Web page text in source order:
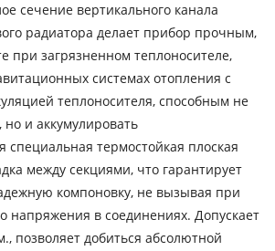
сечение вертикального канала
радиатора делает прибор прочным,
при загрязненном теплоносителе,
системах отопления с
теплоносителя, способным не
но и аккумулировать
специальная термостойкая плоская
между секциями, что гарантирует
компоновку, не вызывая при
напряжения в соединениях. Допускает
позволяет добиться абсолютной